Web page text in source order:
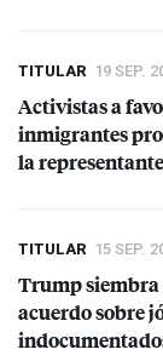
TITULAR 19 SEP.
Activistas a
inmigrantes
la
TITULAR 15 SEP.
Trump
acuerdo sobre